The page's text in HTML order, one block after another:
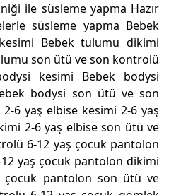
ile süsleme yapma Hazır
süsleme yapma Bebek
Bebek tulumu dikimi
son ütü ve son kontrolü
kesimi Bebek bodysi
bodysi son ütü ve son
6 yaş elbise kesimi 2-6 yaş
2-6 yaş elbise son ütü ve
6-12 yaş çocuk pantolon
yaş çocuk pantolon dikimi
çocuk pantolon son ütü ve